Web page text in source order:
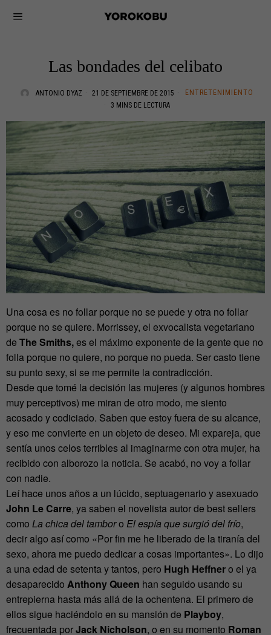
Las bondades del celibato
ANTONIO DYAZ 21 DE SEPTIEMBRE DE 2015
ENTRETENIMIENTO
3 MINS DE LECTURA
Una cosa es no follar porque no se puede y otra no follar
porque no se quiere. Morrissey, el exvocalista vegetariano
de The Smiths,es el máximo exponente de la gente que no
folla porque no quiere, no porque no pueda. Ser casto tiene
su punto sexy, si se me permite la contradicción.
Desde que tomé la decisión las mujeres (y algunos hombres
muy perceptivos) me miran de otro modo, me siento
acosado y codiciado. Saben que estoy fuera de su alcance,
y eso me convierte en un objeto de deseo. Mi expareja, que
sentía unos celos terribles al imaginarme con otra mujer, ha
recibido con alborozo la noticia. Se acabó, no voy a follar
con nadie.
Leí hace unos años a un lúcido, septuagenario y asexuado
John Le Carre, ya saben el novelista autor de best sellers
como La chica del tamboro El espía que surgió del frío,
decir algo así como «Por fin me he liberado de la tiranía del
sexo, ahora me puedo dedicar a cosas importantes». Lo dijo
a una edad de setenta y tantos, pero Hugh Heffnero el ya
desaparecido Anthony Queen han seguido usando su
entrepierna hasta más allá de la ochentena. El primero de
ellos sigue haciéndolo en su mansión de Playboy,
frecuentada porJack Nicholson, o en su momento Roman